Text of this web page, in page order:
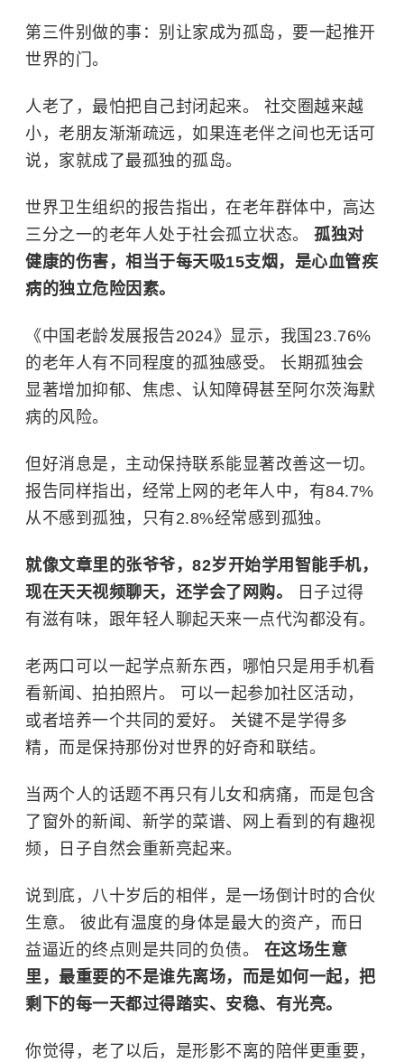
第三件别做的事：别让家成为孤岛，要一起推开
世界的门。
人老了，最怕把自己封闭起来。 社交圈越来越
小，老朋友渐渐疏远，如果连老伴之间也无话可
说，家就成了最孤独的孤岛。
世界卫生组织的报告指出，在老年群体中，高达
三分之一的老年人处于社会孤立状态。 孤独对
健康的伤害，相当于每天吸15支烟，是心血管疾
病的独立危险因素。
《中国老龄发展报告2024》显示，我国23.76%
的老年人有不同程度的孤独感受。 长期孤独会
显著增加抑郁、焦虑、认知障碍甚至阿尔茨海默
病的风险。
但好消息是，主动保持联系能显著改善这一切。
报告同样指出，经常上网的老年人中，有84.7%
从不感到孤独，只有2.8%经常感到孤独。
就像文章里的张爷爷，82岁开始学用智能手机，
现在天天视频聊天，还学会了网购。
日子过得
有滋有味，跟年轻人聊起天来一点代沟都没有。
老两口可以一起学点新东西，哪怕只是用手机看
看新闻、拍拍照片。 可以一起参加社区活动，
或者培养一个共同的爱好。 关键不是学得多
精，而是保持那份对世界的好奇和联结。
当两个人的话题不再只有儿女和病痛，而是包含
了窗外的新闻、新学的菜谱、网上看到的有趣视
频，日子自然会重新亮起来。
说到底，八十岁后的相伴，是一场倒计时的合伙
生意。 彼此有温度的身体是最大的资产，而日
益逼近的终点则是共同的负债。 在这场生意
里，最重要的不是谁先离场，而是如何一起，把
剩下的每一天都过得踏实、安稳、有光亮。
你觉得，老了以后，是形影不离的陪伴更重要，